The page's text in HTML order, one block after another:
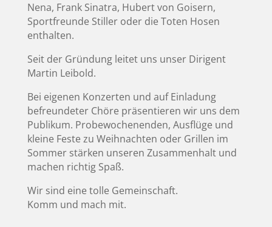
Nena, Frank Sinatra, Hubert von Goisern,
Sportfreunde Stiller oder die Toten Hosen
enthalten.
Seit der Gründung leitet uns unser Dirigent
Martin Leibold.
Bei eigenen Konzerten und auf Einladung
befreundeter Chöre präsentieren wir uns dem
Publikum. Probewochenenden, Ausflüge und
kleine Feste zu Weihnachten oder Grillen im
Sommer stärken unseren Zusammenhalt und
machen richtig Spaß.
Wir sind eine tolle Gemeinschaft.
Komm und mach mit.